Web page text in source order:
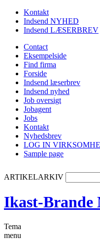
Kontakt
Indsend NYHED
Indsend LÆSERBREV
Contact
Eksempelside
Find firma
Forside
Indsend læserbrev
Indsend nyhed
Job oversigt
Jobagent
Jobs
Kontakt
Nyhedsbrev
LOG IN
Sample page
ARTIKELARKIV
Ikast-Brande
Tema
menu